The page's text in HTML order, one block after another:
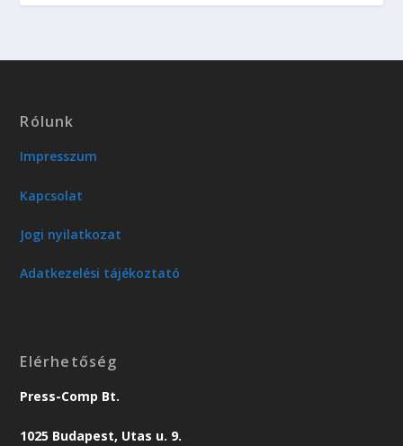
Rólunk
Impresszum
Kapcsolat
Jogi nyilatkozat
Adatkezelési tájékoztató
Elérhetőség
Press-Comp Bt.
1025 Budapest, Utas u. 9.